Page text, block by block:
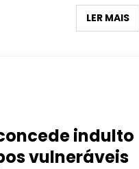
LER MAIS
indulto
vulneráveis